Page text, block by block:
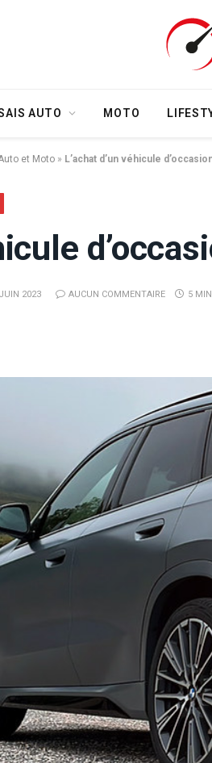
AUTO MOTO
et Moto » L’achat d’un véhicule
2023 AUCUN COMMENTAIRE 5